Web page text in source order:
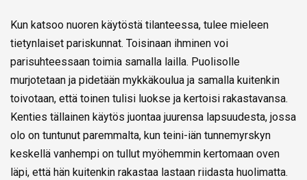
Kun katsoo nuoren käytöstä tilanteessa, tulee mieleen
tietynlaiset pariskunnat. Toisinaan ihminen voi
parisuhteessaan toimia samalla lailla. Puolisolle
murjotetaan ja pidetään mykkäkoulua ja samalla kuitenkin
toivotaan, että toinen tulisi luokse ja kertoisi rakastavansa.
Kenties tällainen käytös juontaa juurensa lapsuudesta, jossa
olo on tuntunut paremmalta, kun teini-iän tunnemyrskyn
keskellä vanhempi on tullut myöhemmin kertomaan oven
läpi, että hän kuitenkin rakastaa lastaan riidasta huolimatta.